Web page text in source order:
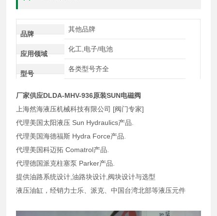
品牌
其他品牌
应用领域
化工,电子/电池
型号
各类型号齐全
厂家供应DLDA-MHV-936原装SUN电磁阀
上海然海液压机械科技有限公司 [阀门专家]
代理美国太阳液压 Sun Hydraulics产品.
代理美国海德福斯 Hydra Force产品.
代理美国科迈拓 Comatrol产品.
代理德国派克柱塞泵 Parker产品.
提供油路系统设计,油路块设计,阀块设计与选型
液压油缸，经销力士乐、派克、中国台湾北部等液压元件